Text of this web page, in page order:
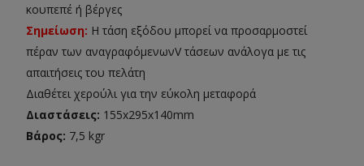
κουπεπέ ή βέργες
Σημείωση: Η τάση εξόδου μπορεί να προσαρμοστεί
πέραν των αναγραφόμενωνV τάσεων ανάλογα με τις
απαιτήσεις του πελάτη
Διαθέτει χερούλι για την εύκολη μεταφορά
Διαστάσεις: 155x295x140mm
Βάρος: 7,5 kgr